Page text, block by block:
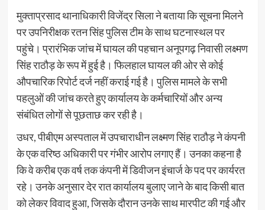
मुक्ताप्रसाद थानाधिकारी विजेंद्र सिला ने बताया कि सूचना मिलने
पर उपनिरीक्षक रतन सिंह पुलिस टीम के साथ घटनास्थल पर
पहुंचे। प्रारंभिक जांच में घायल की पहचान अनूपगढ़ निवासी लक्ष्मण
सिंह राठौड़ के रूप में हुई है। फिलहाल घायल की ओर से कोई
औपचारिक रिपोर्ट दर्ज नहीं कराई गई है। पुलिस मामले के सभी
पहलुओं की जांच करते हुए कार्यालय के कर्मचारियों और अन्य
संबंधित लोगों से पूछताछ कर रही है।
उधर, पीबीएम अस्पताल में उपचाराधीन लक्ष्मण सिंह राठौड़ ने कंपनी
के एक वरिष्ठ अधिकारी पर गंभीर आरोप लगाए हैं। उनका कहना है
कि वे करीब एक वर्ष तक कंपनी में डिवीजन इंचार्ज के पद पर कार्यरत
रहे। उनके अनुसार देर रात कार्यालय बुलाए जाने के बाद किसी बात
को लेकर विवाद हुआ, जिसके दौरान उनके साथ मारपीट की गई और